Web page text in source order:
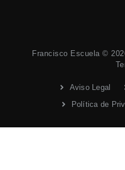
Francisco Escuela ©
Aviso Legal
Política de